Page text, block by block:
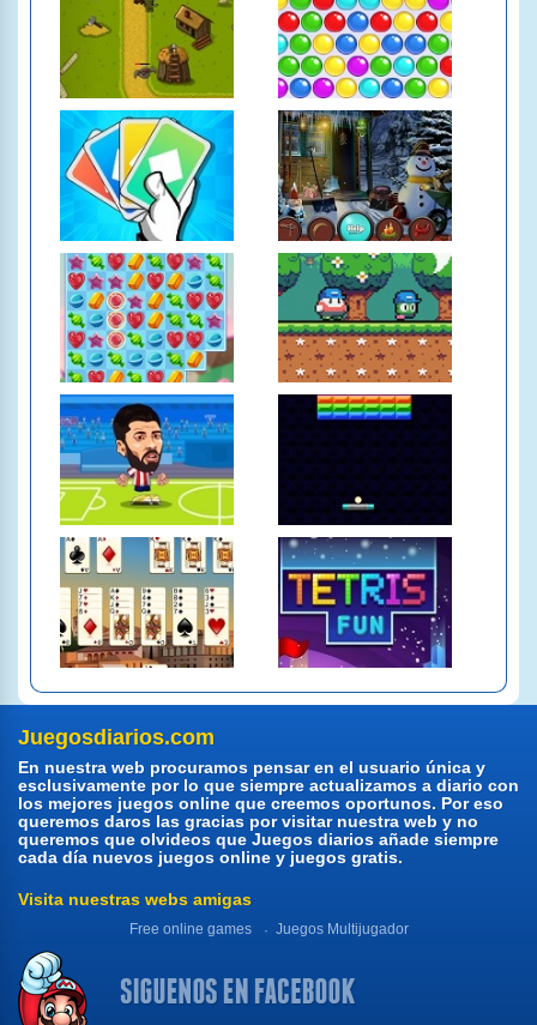
Juegosdiarios.com
En nuestra web procuramos pensar en el usuario única y
esclusivamente por lo que siempre actualizamos a diario con
los mejores juegos online que creemos oportunos. Por eso
queremos daros las gracias por visitar nuestra web y no
queremos que olvideos que Juegos diarios añade siempre
cada día nuevos juegos online y juegos gratis.
Visita nuestras webs amigas
Free online games Juegos Multijugador